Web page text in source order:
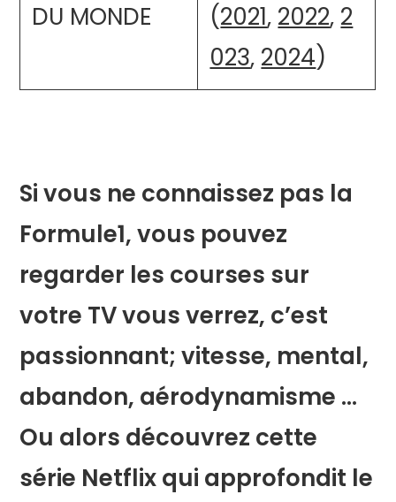
DU MONDE
(2021, 2022, 2
023, 2024)
Si vous ne connaissez pas la
Formule1, vous pouvez
regarder les courses sur
votre TV vous verrez, c’est
passionnant; vitesse, mental,
abandon, aérodynamisme …
Ou alors découvrez cette
série Netflix qui approfondit le